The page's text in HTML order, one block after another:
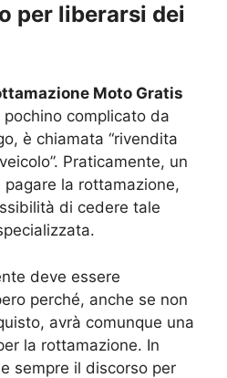
per liberarsi dei
Moto Gratis
pochino complicato da
è chiamata “rivendita
Praticamente, un
la rottamazione,
di cedere tale
deve essere
perché, anche se non
avrà comunque una
la rottamazione. In
sempre il discorso per